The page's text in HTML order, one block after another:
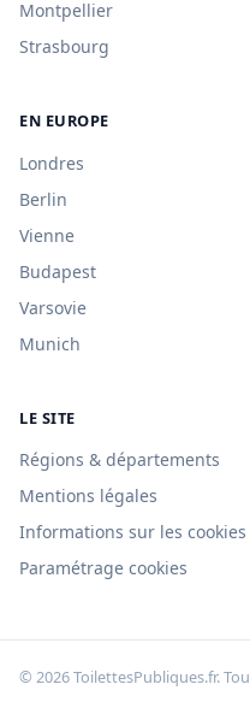
Montpellier
Strasbourg
EN EUROPE
Londres
Berlin
Vienne
Budapest
Varsovie
Munich
LE SITE
Régions & départements
Mentions légales
Informations sur les cookies
Paramétrage cookies
© 2026 ToilettesPubliques.fr.